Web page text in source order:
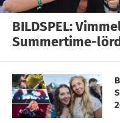
BILDSPEL:
Summertime-